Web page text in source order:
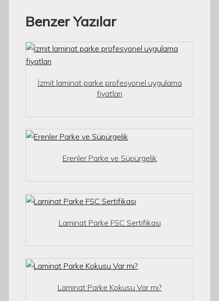
Benzer Yazılar
İzmit laminat parke profesyonel uygulama
fiyatları
Erenler Parke ve Süpürgelik
Laminat Parke FSC Sertifikası
Laminat Parke Kokusu Var mı?